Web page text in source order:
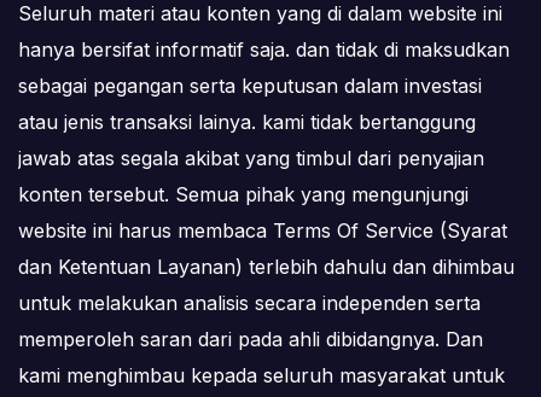
Seluruh materi atau konten yang di dalam website ini
hanya bersifat informatif saja. dan tidak di maksudkan
sebagai pegangan serta keputusan dalam investasi
atau jenis transaksi lainya. kami tidak bertanggung
jawab atas segala akibat yang timbul dari penyajian
konten tersebut. Semua pihak yang mengunjungi
website ini harus membaca Terms Of Service (Syarat
dan Ketentuan Layanan) terlebih dahulu dan dihimbau
untuk melakukan analisis secara independen serta
memperoleh saran dari pada ahli dibidangnya. Dan
kami menghimbau kepada seluruh masyarakat untuk